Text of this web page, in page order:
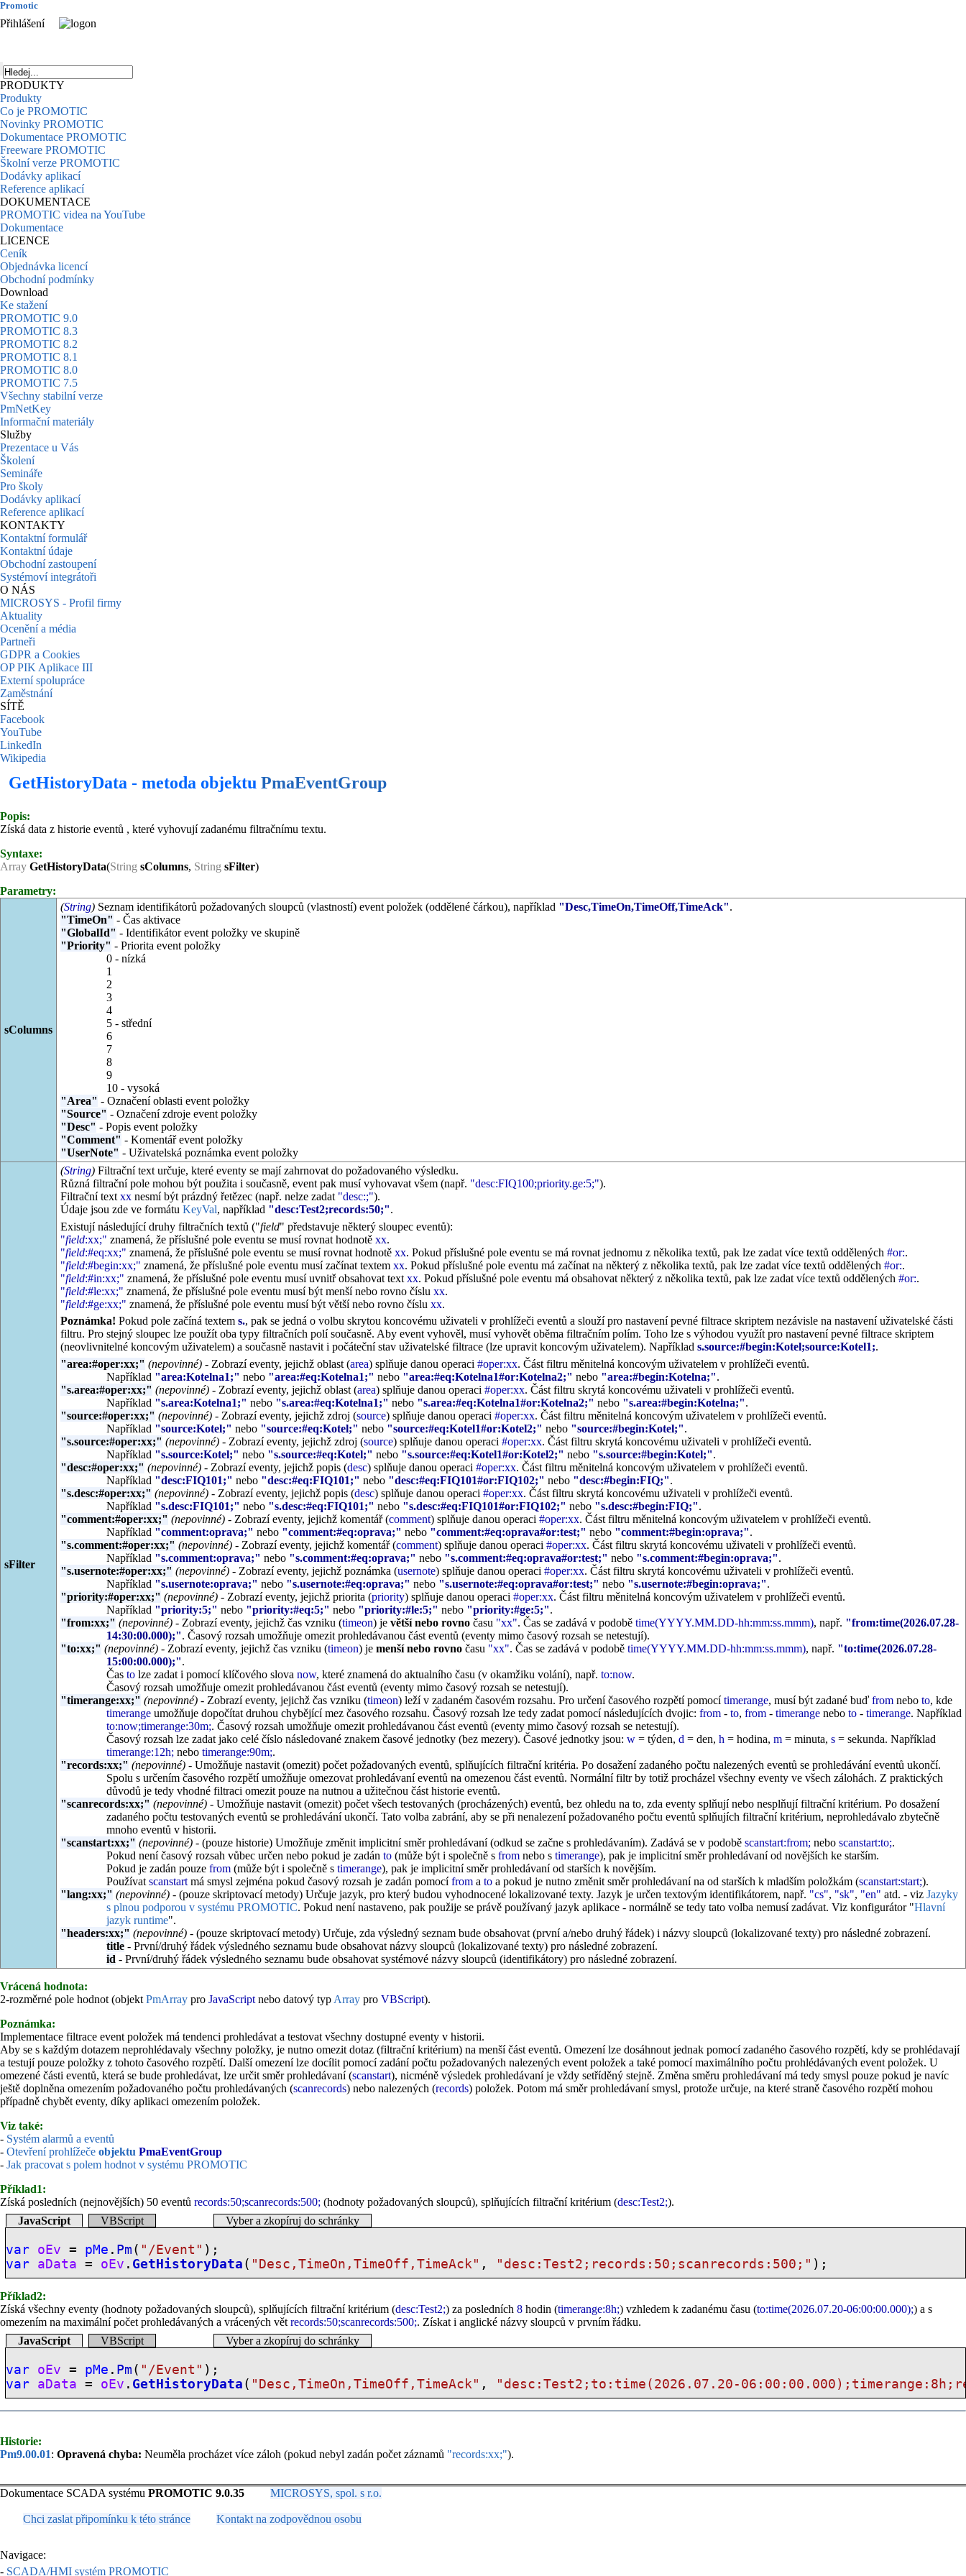
Promotic
Přihlášení
PRODUKTY
Produkty
Co je PROMOTIC
Novinky PROMOTIC
Dokumentace PROMOTIC
Freeware PROMOTIC
Školní verze PROMOTIC
Dodávky aplikací
Reference aplikací
DOKUMENTACE
PROMOTIC videa na YouTube
Dokumentace
LICENCE
Ceník
Objednávka licencí
Obchodní podmínky
Download
Ke stažení
PROMOTIC 9.0
PROMOTIC 8.3
PROMOTIC 8.2
PROMOTIC 8.1
PROMOTIC 8.0
PROMOTIC 7.5
Všechny stabilní verze
PmNetKey
Informační materiály
Služby
Prezentace u Vás
Školení
Semináře
Pro školy
Dodávky aplikací
Reference aplikací
KONTAKTY
Kontaktní formulář
Kontaktní údaje
Obchodní zastoupení
Systémoví integrátoři
O NÁS
MICROSYS - Profil firmy
Aktuality
Ocenění a média
Partneři
GDPR a Cookies
OP PIK Aplikace III
Externí spolupráce
Zaměstnání
SÍTĚ
Facebook
YouTube
LinkedIn
Wikipedia
GetHistoryData - metoda objektu PmaEventGroup
Popis:
Získá data z historie eventů , které vyhovují zadanému filtračnímu textu.
Syntaxe:
Array GetHistoryData(String sColumns, String sFilter)
Parametry:
sColumns
(String)Seznam identifikátorů požadovaných sloupců (vlastností) event položek (oddělené čárkou), například "Desc,TimeOn,TimeOff,TimeAck".
"TimeOn" - Čas aktivace
"GlobalId" - Identifikátor event položky ve skupině
"Priority" - Priorita event položky
0 - nízká
1
2
3
4
5 - střední
6
7
8
9
10 - vysoká
"Area" - Označení oblasti event položky
"Source" - Označení zdroje event položky
"Desc" - Popis event položky
"Comment" - Komentář event položky
"UserNote" - Uživatelská poznámka event položky
sFilter
(String)Filtrační text určuje, které eventy se mají zahrnovat do požadovaného výsledku.
Různá filtrační pole mohou být použita i současně, event pak musí vyhovavat všem (např. "desc:FIQ100;priority.ge:5;").
Filtrační text xxnesmí být prázdný řetězec (např. nelze zadat "desc:;").
Údaje jsou zde ve formátu KeyVal, například "desc:Test2;records:50;".
Existují následující druhy filtračních textů ("field" představuje některý sloupec eventů):
"field:xx;" znamená, že příslušné pole eventu se musí rovnat hodnotě xx.
"field:#eq:xx;" znamená, že příslušné pole eventu se musí rovnat hodnotě xx. Pokud příslušné pole eventu se má rovnat jednomu z několika textů, pak lze zadat více textů oddělených #or:.
"field:#begin:xx;" znamená, že příslušné pole eventu musí začínat textem xx. Pokud příslušné pole eventu má začínat na některý z několika textů, pak lze zadat více textů oddělených #or:.
"field:#in:xx;" znamená, že příslušné pole eventu musí uvnitř obsahovat text xx. Pokud příslušné pole eventu má obsahovat některý z několika textů, pak lze zadat více textů oddělených #or:.
"field:#le:xx;" znamená, že příslušné pole eventu musí být menší nebo rovno číslu xx.
"field:#ge:xx;" znamená, že příslušné pole eventu musí být větší nebo rovno číslu xx.
Poznámka! Pokud pole začíná textem s., pak se jedná o volbu skrytou koncovému uživateli v prohlížeči eventů a slouží pro nastavení pevné filtrace skriptem nezávisle na nastavení uživatelské části
filtru. Pro stejný sloupec lze použít oba typy filtračních polí současně. Aby event vyhověl, musí vyhovět oběma filtračním polím. Toho lze s výhodou využít pro nastavení pevné filtrace skriptem
(neovlivnitelné koncovým uživatelem) a současně nastavit i počáteční stav uživatelské filtrace (lze upravit koncovým uživatelem). Například s.source:#begin:Kotel;source:Kotel1;.
"area:#oper:xx;" (nepovinné)- Zobrazí eventy, jejichž oblast (area) splňuje danou operaci #oper:xx. Část filtru měnitelná koncovým uživatelem v prohlížeči eventů.
Například "area:Kotelna1;" nebo "area:#eq:Kotelna1;" nebo "area:#eq:Kotelna1#or:Kotelna2;" nebo "area:#begin:Kotelna;".
"s.area:#oper:xx;" (nepovinné)- Zobrazí eventy, jejichž oblast (area) splňuje danou operaci #oper:xx. Část filtru skrytá koncovému uživateli v prohlížeči eventů.
Například "s.area:Kotelna1;" nebo "s.area:#eq:Kotelna1;" nebo "s.area:#eq:Kotelna1#or:Kotelna2;" nebo "s.area:#begin:Kotelna;".
"source:#oper:xx;" (nepovinné)- Zobrazí eventy, jejichž zdroj (source) splňuje danou operaci #oper:xx. Část filtru měnitelná koncovým uživatelem v prohlížeči eventů.
Například "source:Kotel;" nebo "source:#eq:Kotel;" nebo "source:#eq:Kotel1#or:Kotel2;" nebo "source:#begin:Kotel;".
"s.source:#oper:xx;" (nepovinné)- Zobrazí eventy, jejichž zdroj (source) splňuje danou operaci #oper:xx. Část filtru skrytá koncovému uživateli v prohlížeči eventů.
Například "s.source:Kotel;" nebo "s.source:#eq:Kotel;" nebo "s.source:#eq:Kotel1#or:Kotel2;" nebo "s.source:#begin:Kotel;".
"desc:#oper:xx;" (nepovinné)- Zobrazí eventy, jejichž popis (desc) splňuje danou operaci #oper:xx. Část filtru měnitelná koncovým uživatelem v prohlížeči eventů.
Například "desc:FIQ101;" nebo "desc:#eq:FIQ101;" nebo "desc:#eq:FIQ101#or:FIQ102;" nebo "desc:#begin:FIQ;".
"s.desc:#oper:xx;" (nepovinné)- Zobrazí eventy, jejichž popis (desc) splňuje danou operaci #oper:xx. Část filtru skrytá koncovému uživateli v prohlížeči eventů.
Například "s.desc:FIQ101;" nebo "s.desc:#eq:FIQ101;" nebo "s.desc:#eq:FIQ101#or:FIQ102;" nebo "s.desc:#begin:FIQ;".
"comment:#oper:xx;" (nepovinné)- Zobrazí eventy, jejichž komentář (comment) splňuje danou operaci #oper:xx. Část filtru měnitelná koncovým uživatelem v prohlížeči eventů.
Například "comment:oprava;" nebo "comment:#eq:oprava;" nebo "comment:#eq:oprava#or:test;" nebo "comment:#begin:oprava;".
"s.comment:#oper:xx;" (nepovinné)- Zobrazí eventy, jejichž komentář (comment) splňuje danou operaci #oper:xx. Část filtru skrytá koncovému uživateli v prohlížeči eventů.
Například "s.comment:oprava;" nebo "s.comment:#eq:oprava;" nebo "s.comment:#eq:oprava#or:test;" nebo "s.comment:#begin:oprava;".
"s.usernote:#oper:xx;" (nepovinné)- Zobrazí eventy, jejichž poznámka (usernote) splňuje danou operaci #oper:xx. Část filtru skrytá koncovému uživateli v prohlížeči eventů.
Například "s.usernote:oprava;" nebo "s.usernote:#eq:oprava;" nebo "s.usernote:#eq:oprava#or:test;" nebo "s.usernote:#begin:oprava;".
"priority:#oper:xx;" (nepovinné)- Zobrazí eventy, jejichž priorita (priority) splňuje danou operaci #oper:xx. Část filtru měnitelná koncovým uživatelem v prohlížeči eventů.
Například "priority:5;" nebo "priority:#eq:5;" nebo "priority:#le:5;" nebo "priority:#ge:5;".
"from:xx;" (nepovinné)- Zobrazí eventy, jejichž čas vzniku (timeon) je větší nebo rovnočasu "xx". Čas se zadává v podobě time(YYYY.MM.DD-hh:mm:ss.mmm), např. "from:time(2026.07.28-
14:30:00.000);". Časový rozsah umožňuje omezit prohledávanou část eventů (eventy mimo časový rozsah se netestují).
"to:xx;" (nepovinné)- Zobrazí eventy, jejichž čas vzniku (timeon) je menší nebo rovnočasu "xx". Čas se zadává v podobě time(YYYY.MM.DD-hh:mm:ss.mmm), např. "to:time(2026.07.28-
15:00:00.000);".
Čas tolze zadat i pomocí klíčového slova now, které znamená do aktualního času (v okamžiku volání), např. to:now.
Časový rozsah umožňuje omezit prohledávanou část eventů (eventy mimo časový rozsah se netestují).
"timerange:xx;" (nepovinné)- Zobrazí eventy, jejichž čas vzniku (timeon) leží v zadaném časovém rozsahu. Pro určení časového rozpětí pomocítimerange, musí být zadané buď fromnebo to, kde
timerangeumožňuje dopočítat druhou chybějící mez časového rozsahu. Časový rozsah lze tedy zadat pomocí následujících dvojic: from- to, from- timerangenebo to- timerange. Například
to:now;timerange:30m;. Časový rozsah umožňuje omezit prohledávanou část eventů (eventy mimo časový rozsah se netestují).
Časový rozsah lze zadat jako celé číslo následované znakem časové jednotky (bez mezery). Časové jednotky jsou: w= týden, d = den, h = hodina, m= minuta, s= sekunda. Například
timerange:12h; nebo timerange:90m;.
"records:xx;" (nepovinné)- Umožňuje nastavit (omezit) počet požadovaných eventů, splňujících filtrační kritéria. Po dosažení zadaného počtu nalezených eventů se prohledávání eventů ukončí.
Spolu s určením časového rozpětí umožňuje omezovat prohledávaní eventů na omezenou část eventů. Normální filtr by totiž procházel všechny eventy ve všech zálohách. Z praktických
důvodů je tedy vhodné filtraci omezit pouze na nutnou a užitečnou část historie eventů.
"scanrecords:xx;" (nepovinné)- Umožňuje nastavit (omezit) počet všech testovaných (procházených) eventů, bez ohledu na to, zda eventy splňují nebo nesplňují filtrační kritérium. Po dosažení
zadaného počtu testovaných eventů se prohledávání ukončí. Tato volba zabrání, aby se při nenalezení požadovaného počtu eventů splňujích filtrační kritérium, neprohledávalo zbytečně
mnoho eventů v historii.
"scanstart:xx;" (nepovinné)- (pouze historie) Umožňuje změnit implicitní směr prohledávaní (odkud se začne s prohledávaním). Zadává se v podobě scanstart:from; nebo scanstart:to;.
Pokud není časový rozsah vůbec určen nebo pokud je zadán to(může být i společně s fromnebo s timerange), pak je implicitní směr prohledávaní od novějších ke starším.
Pokud je zadán pouze from(může být i společně s timerange), pak je implicitní směr prohledávaní od starších k novějším.
Používat scanstartmá smysl zejména pokud časový rozsah je zadán pomocífroma toa pokud je nutno změnit směr prohledávaní na od starších k mladším položkám (scanstart:start;).
"lang:xx;" (nepovinné)- (pouze skriptovací metody) Určuje jazyk, pro který budou vyhodnocené lokalizované texty. Jazyk je určen textovým identifikátorem, např. "cs", "sk", "en" atd. - viz Jazyky
s plnou podporou v systému PROMOTIC. Pokud není nastaveno, pak použije se právě používaný jazyk aplikace - normálně se tedy tato volba nemusí zadávat. Viz konfigurátor "Hlavní
jazyk runtime".
"headers:xx;" (nepovinné)- (pouze skriptovací metody) Určuje, zda výsledný seznam bude obsahovat (první a/nebo druhý řádek) i názvy sloupců (lokalizované texty) pro následné zobrazení.
title- První/druhý řádek výsledného seznamu bude obsahovat názvy sloupců (lokalizované texty) pro následné zobrazení.
id - První/druhý řádek výsledného seznamu bude obsahovat systémové názvy sloupců (identifikátory) pro následné zobrazení.
Vrácená hodnota:
2-rozměrné pole hodnot (objekt PmArray pro JavaScript nebo datový typ Array pro VBScript).
Poznámka:
Implementace filtrace event položek má tendenci prohledávat a testovat všechny dostupné eventy v historii.
Aby se s každým dotazem neprohlédavaly všechny položky, je nutno omezit dotaz (filtrační kritérium) na menší část eventů. Omezení lze dosáhnout jednak pomocí zadaného časového rozpětí, kdy se prohlédavají
a testují pouze položky z tohoto časového rozpětí. Další omezení lze docílit pomocí zadání počtu požadovaných nalezených event položek a také pomocí maximálního počtu prohlédávaných event položek. U
omezené části eventů, která se bude prohledávat, lze určit směr prohledávaní (scanstart), nicméně výsledek prohledávaní je vždy setříděný stejně. Změna směru prohledávaní má tedy smysl pouze pokud je navíc
ještě doplněna omezením požadovaného počtu prohledávaných (scanrecords) nebo nalezených (records) položek. Potom má směr prohledávaní smysl, protože určuje, na které straně časového rozpětí mohou
případně chybět eventy, díky aplikaci omezením položek.
Viz také:
- Systém alarmů a eventů
- Otevření prohlížeče objektu PmaEventGroup
- Jak pracovat s polem hodnot v systému PROMOTIC
Příklad1:
Získá posledních (nejnovějších) 50 eventů records:50;scanrecords:500; (hodnoty požadovaných sloupců), splňujících filtrační kritérium (desc:Test2;).
JavaScript
VBScript Vyber a zkopíruj do schránky
var oEv = pMe . Pm ( "/Event" );
var aData = oEv . GetHistoryData ( "Desc,TimeOn,TimeOff,TimeAck" , "desc:Test2;records:50;scanrecords:500;" );
Příklad2:
Získá všechny eventy (hodnoty požadovaných sloupců), splňujících filtrační kritérium (desc:Test2;) za posledních 8 hodin (timerange:8h;) vzhledem k zadanému času (to:time(2026.07.20-06:00:00.000);) a s
omezením na maximální počet prohledávaných a vrácených vět records:50;scanrecords:500;. Získat i anglické názvy sloupců v prvním řádku.
JavaScript
VBScript Vyber a zkopíruj do schránky
var oEv = pMe . Pm ( "/Event" );
var aData = oEv . GetHistoryData ( "Desc,TimeOn,TimeOff,TimeAck" , "desc:Test2;to:time(2026.07.20-
Historie:
Pm9.00.01: Opravená chyba: Neuměla procházet více záloh (pokud nebyl zadán počet záznamů "records:xx;").
Dokumentace SCADA systému PROMOTIC 9.0.35 MICROSYS, spol. s r.o.
Chci zaslat připomínku k této stránce Kontakt na zodpovědnou osobu
Navigace:
- SCADA/HMI systém PROMOTIC